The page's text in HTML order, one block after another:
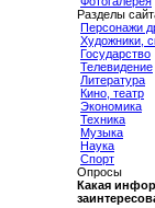
Разделы
Персонажи
Художники,
Государство
Телевидение
Литература
Кино, театр
Экономика
Техника
Музыка
Наука
Спорт
Опросы
Какая